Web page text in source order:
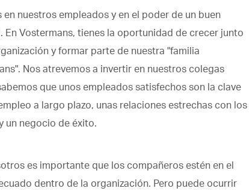
en nuestros empleados y en el poder de un buen
En Vostermans, tienes la oportunidad de crecer junto
y formar parte de nuestra "familia
Nos atrevemos a invertir en nuestros colegas
que unos empleados satisfechos son la clave
a largo plazo, unas relaciones estrechas con los
un negocio de éxito.
es importante que los compañeros estén en el
dentro de la organización. Pero puede ocurrir